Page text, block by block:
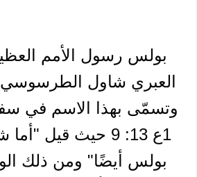
بولس رسول الأمم
العبري شاول
وتسمّى بهذا الاسم في
1ع 13: 9 حيث قيل
بولس أيضًا" ومن ذلك